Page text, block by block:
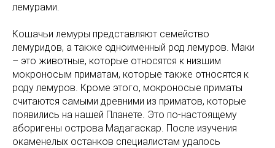
лемурами.
Кошачьи лемуры представляют семейство
лемуридов, а также одноименный род лемуров. Маки
– это животные, которые относятся к низшим
мокроносым приматам, которые также относятся к
роду лемуров. Кроме этого, мокроносые приматы
считаются самыми древними из приматов, которые
появились на нашей Планете. Это по-настоящему
аборигены острова Мадагаскар. После изучения
окаменелых останков специалистам удалось